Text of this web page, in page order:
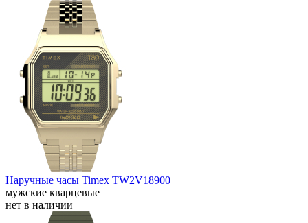
Наручные часы Timex TW2V18900
мужские кварцевые
нет в наличии